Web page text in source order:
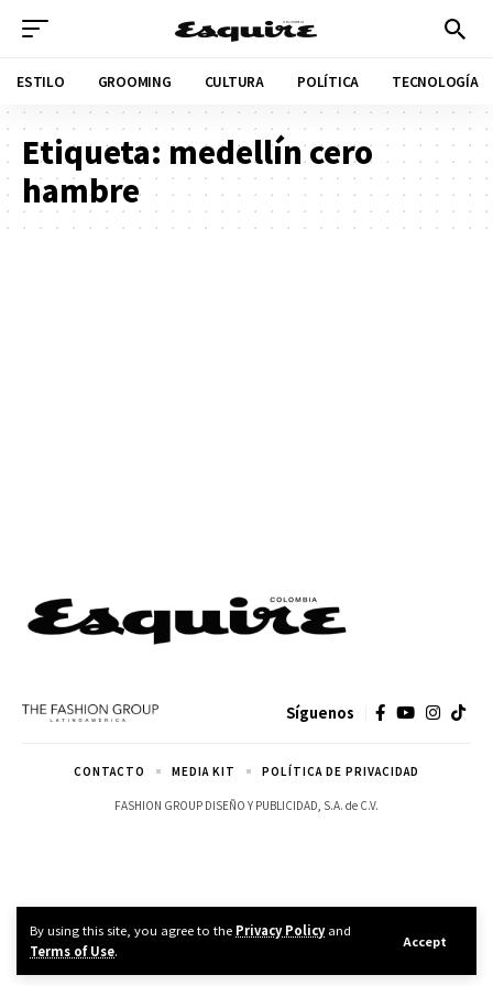
By using this site, you agree to the Privacy Policyand
Terms of Use.
Accept
ESTILO GROOMING CULTURA POLÍTICA TECNOLOGÍA
Etiqueta: medellín cero
hambre
Síguenos
FASHION GROUP DISEÑO Y PUBLICIDAD, S.A. de C.V.
CONTACTO MEDIA KIT POLÍTICA DE PRIVACIDAD